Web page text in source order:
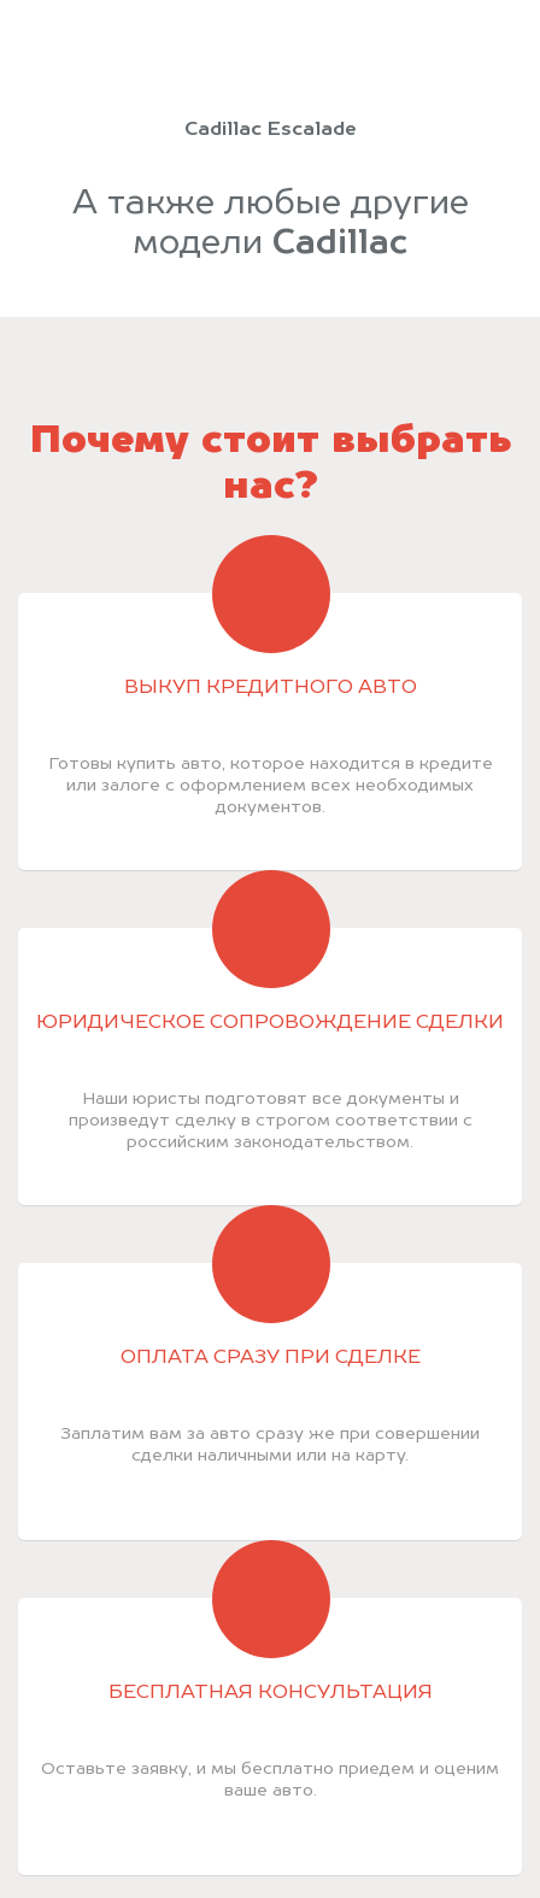
Cadillac Escalade
А также любые другие
модели Cadillac
Почему стоит выбрать
нас?
ВЫКУП КРЕДИТНОГО АВТО
Готовы купить авто, которое находится в кредите
или залоге с оформлением всех необходимых
документов.
ЮРИДИЧЕСКОЕ СОПРОВОЖДЕНИЕ СДЕЛКИ
Наши юристы подготовят все документы и
произведут сделку в строгом соответствии с
российским законодательством.
ОПЛАТА СРАЗУ ПРИ СДЕЛКЕ
Заплатим вам за авто сразу же при совершении
сделки наличными или на карту.
БЕСПЛАТНАЯ КОНСУЛЬТАЦИЯ
Оставьте заявку, и мы бесплатно приедем и оценим
ваше авто.